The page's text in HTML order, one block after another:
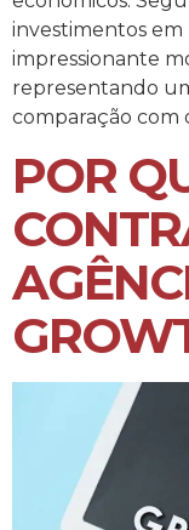
investimentos
impressionante
representando
comparação com
POR